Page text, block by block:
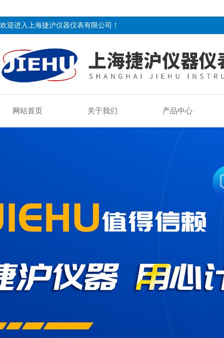
欢迎进入上海捷沪仪器仪表有限公司！
网站首页 关于我们 产品中心